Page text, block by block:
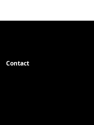
Contact